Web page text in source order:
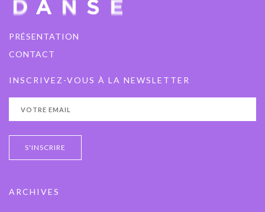
PRÉSENTATION
CONTACT
INSCRIVEZ-VOUS À LA NEWSLETTER
ARCHIVES